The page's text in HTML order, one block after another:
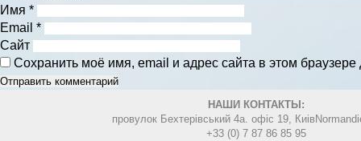
Имя *
Email *
Сайт
Сохранить моё имя, email и адрес сайта в этом
НАШИ КОНТАКТЫ:
провулок Бехтерівський 4а. офіс 19, Киів
+33 (0) 7 87 86 85 95